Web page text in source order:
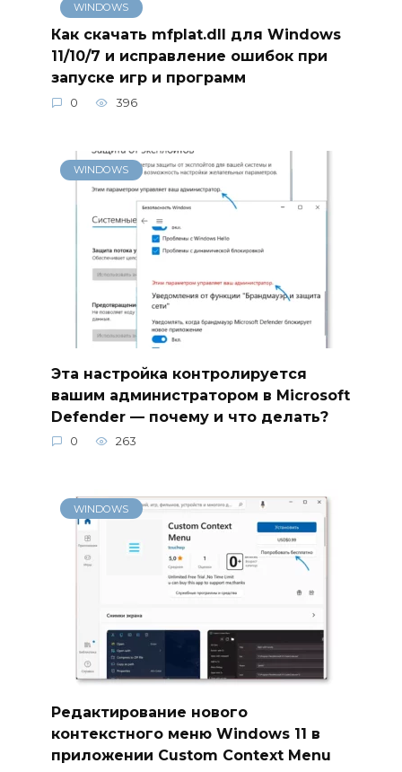
WINDOWS
Как скачать mfplat.dll для Windows
11/10/7 и исправление ошибок при
запуске игр и программ
0 396
WINDOWS
Эта настройка контролируется
вашим администратором в Microsoft
Defender — почему и что делать?
0 263
WINDOWS
Редактирование нового
контекстного меню Windows 11 в
приложении Custom Context Menu